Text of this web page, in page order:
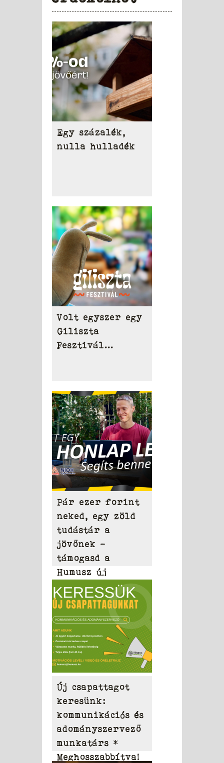
Egy százalék,
nulla hulladék
Volt egyszer egy
Giliszta
Fesztivál...
Pár ezer forint
neked, egy zöld
tudástár a
jövőnek –
támogasd a
Humusz új
honlapját!
Új csapattagot
keresünk:
kommunikációs és
adományszervező
munkatárs *
Meghosszabbítva!